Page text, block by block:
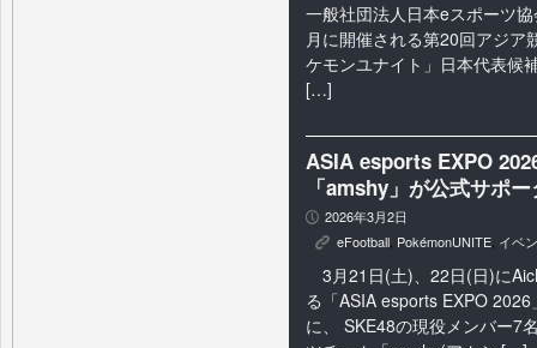
一般社団法人日本eスポーツ
月に開催される第20回アジ
ケモンユナイト」日本代表候
[…]
ASIA esports EXPO
「amshy」が公式サポ
P 2026年3月2日
K eFootball, PokémonUNITE, イベ
3月21日(土)、22日(日)に
る「ASIA esports EXPO
に、 SKE48の現役メンバー7